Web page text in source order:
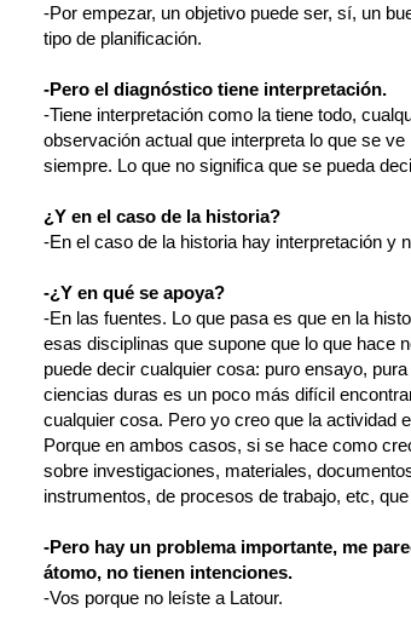
-Por empezar, un objetivo puede ser, sí, un
tipo de planificación.
-Pero el diagnóstico tiene interpretación.
-Tiene interpretación como la tiene todo,
observación actual que interpreta lo que se
siempre. Lo que no significa que se pueda
¿Y en el caso de la historia?
-En el caso de la historia hay interpretación y
-¿Y en qué se apoya?
-En las fuentes. Lo que pasa es que en la
esas disciplinas que supone que lo que hace
puede decir cualquier cosa: puro ensayo,
ciencias duras es un poco más difícil
cualquier cosa. Pero yo creo que la actividad
Porque en ambos casos, si se hace como
sobre investigaciones, materiales,
instrumentos, de procesos de trabajo, etc,
-Pero hay un problema importante, me
átomo, no tienen intenciones.
-Vos porque no leíste a Latour.